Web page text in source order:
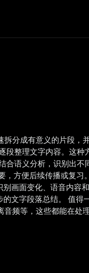
分成有意义的片段
整理文字内容。这
语义分析，识别出不
，方便后续传播或复习
画面变化、语音内
文字段落总结。 值
频等，这些都能在处